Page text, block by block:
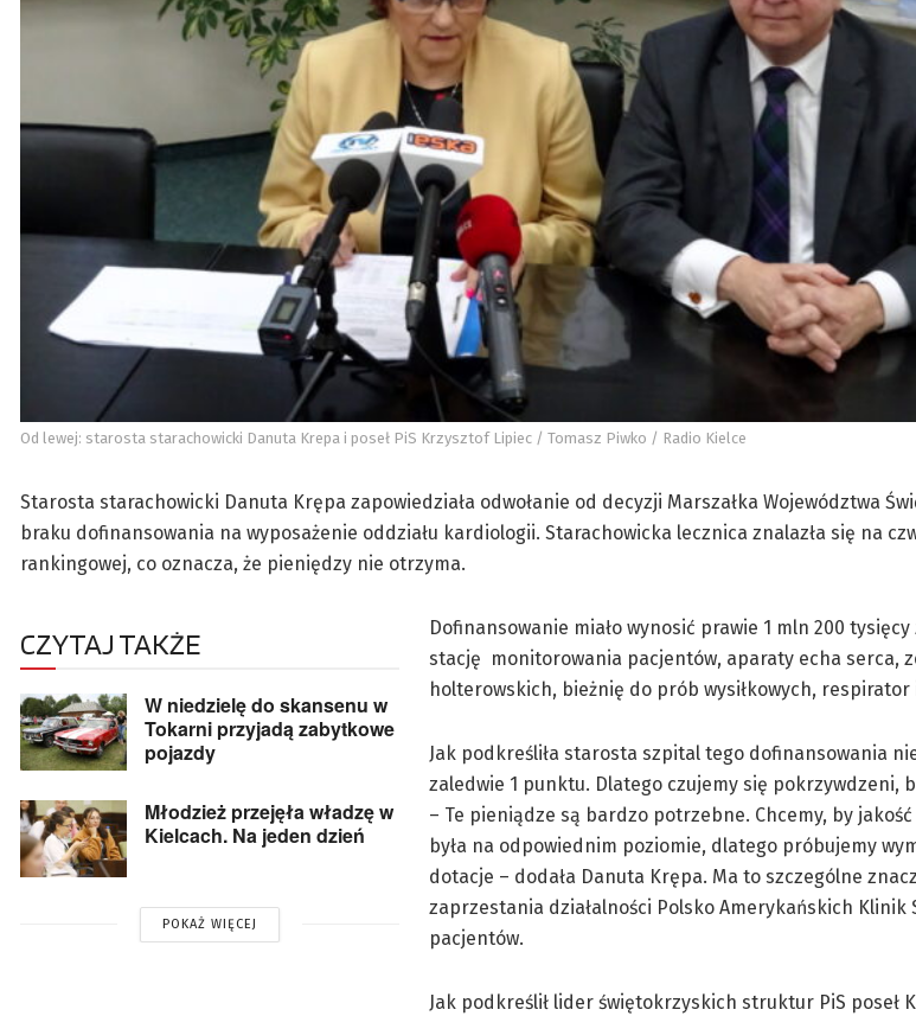
Od lewej: starosta starachowicki Danuta Krepa i poseł PiS Krzysztof Lipiec / Tomasz Piwko / Radio Kielce
Starosta starachowicki Danuta Krępa zapowiedziała odwołanie od decyzji Marszałka Województwa
braku dofinansowania na wyposażenie oddziału kardiologii. Starachowicka lecznica znalazła się na
rankingowej, co oznacza, że pieniędzy nie otrzyma.
CZYTAJ TAKŻE
W niedzielę do skansenu w
Tokarni przyjadą zabytkowe
pojazdy
Młodzież przejęła władzę w
Kielcach. Na jeden dzień
POKAŻ WIĘCEJ
Dofinansowanie miało wynosić prawie 1 mln 200
stację monitorowania pacjentów, aparaty echa serca,
holterowskich, bieżnię do prób wysiłkowych,
Jak podkreśliła starosta szpital tego dofinansowania
zaledwie 1 punktu. Dlatego czujemy się pokrzywdzeni,
– Te pieniądze są bardzo potrzebne. Chcemy, by
była na odpowiednim poziomie, dlatego próbujemy
dotacje – dodała Danuta Krępa. Ma to szczególne
zaprzestania działalności Polsko Amerykańskich Klinik
pacjentów.
Jak podkreślił lider świętokrzyskich struktur PiS poseł